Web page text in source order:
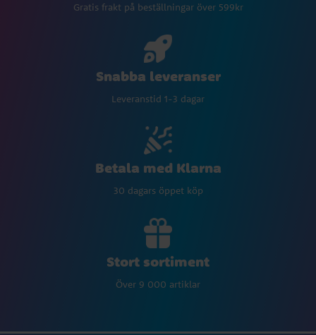
Gratis frakt på beställningar över 599kr
Snabba leveranser
Leveranstid 1-3 dagar
Betala med Klarna
30 dagars öppet köp
Stort sortiment
Över 9 000 artiklar